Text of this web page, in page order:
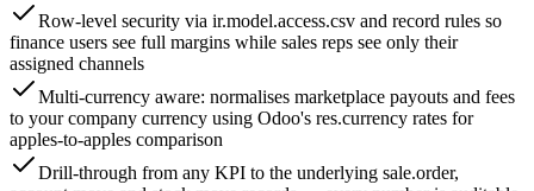
Row-level security via ir.model.access.csv and record rules so
finance users see full margins while sales reps see only their
assigned channels
Multi-currency aware: normalises marketplace payouts and fees
to your company currency using Odoo's res.currency rates for
apples-to-apples comparison
Drill-through from any KPI to the underlying sale.order,